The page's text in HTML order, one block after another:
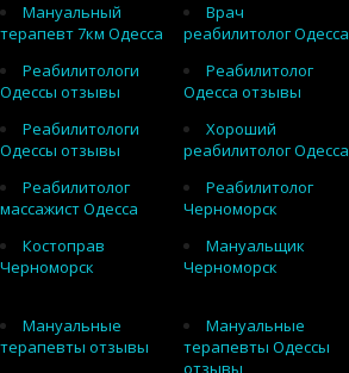
Мануальный
терапевт 7км Одесса
Врач
реабилитолог Одесса
Реабилитологи
Одессы отзывы
Реабилитолог
Одесса отзывы
Реабилитологи
Одессы отзывы
Хороший
реабилитолог Одесса
Реабилитолог
массажист Одесса
Реабилитолог
Черноморск
Костоправ
Черноморск
Мануальщик
Черноморск
Мануальные
терапевты отзывы
Мануальные
терапевты Одессы
отзывы